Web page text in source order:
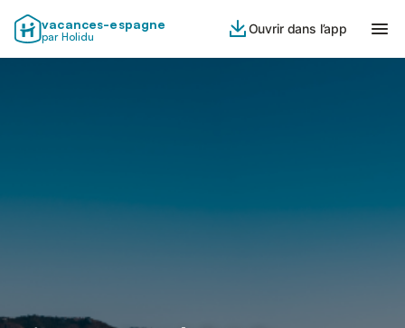
vacances-espagne
par Holidu
Ouvrir dans l’app